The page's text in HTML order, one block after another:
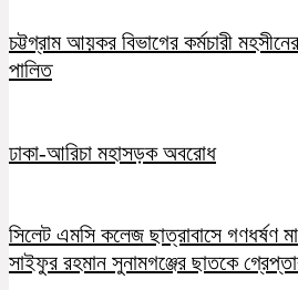
চট্টগ্রাম আয়কর বিভাগের কর্মচারী
পালিত
ঢাকা-আরিচা মহাসড়ক অবরোধ
সিলেট এমসি কলেজ ছাত্রাবাসে গণধর্ষণ
সাইফুর রহমান সুনামগঞ্জের ছাতকে